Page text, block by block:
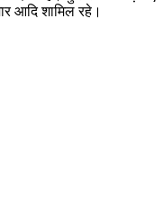
आदि शामिल रहे।